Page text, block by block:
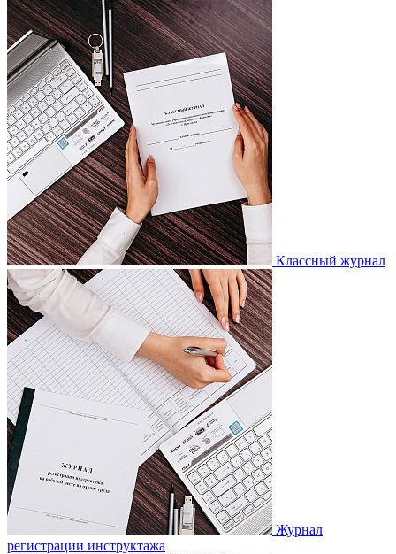
Классный журнал
Журнал
регистрации инструктажа